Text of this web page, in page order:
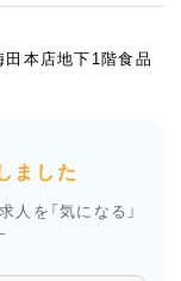
本店地下1階食品
ました
人を 「気になる」